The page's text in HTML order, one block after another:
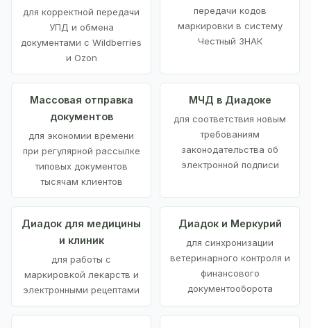
для корректной передачи
УПД и обмена
документами с Wildberries
и Ozon
передачи кодов
маркировки в систему
Честный ЗНАК
Массовая отправка
документов
для экономии времени
при регулярной рассылке
типовых документов
тысячам клиентов
МЧД в Диадоке
для соответствия новым
требованиям
законодательства об
электронной подписи
Диадок для медицины
и клиник
для работы с
маркировкой лекарств и
электронными рецептами
Диадок и Меркурий
для синхронизации
ветеринарного контроля и
финансового
документооборота